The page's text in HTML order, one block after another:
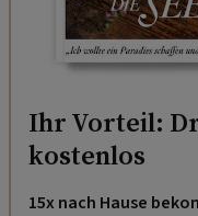
Ihr Vorteil:
kostenlos
15x nach Hause